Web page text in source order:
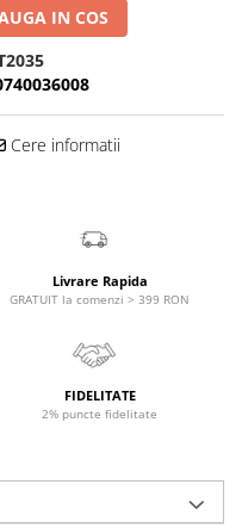
IN COS
Cere informatii
Livrare Rapida
GRATUIT la comenzi > 399 RON
FIDELITATE
2% puncte fidelitate